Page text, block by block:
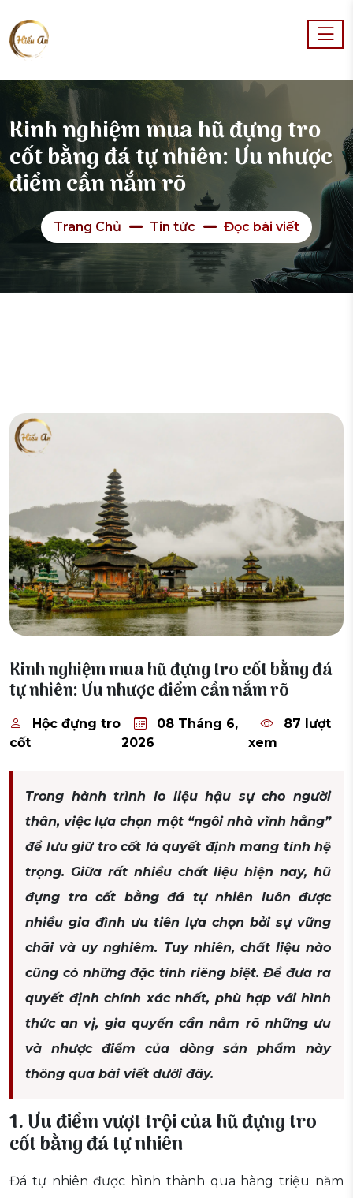
Kinh nghiệm mua hũ đựng tro
cốt bằng đá tự nhiên: Ưu nhược
điểm cần nắm rõ
Trang Chủ Tin tức Đọc bài viết
Kinh nghiệm mua hũ đựng tro cốt bằng đá
tự nhiên: Ưu nhược điểm cần nắm rõ
Hộc đựng tro
cốt
08 Tháng 6,
2026
87 lượt
xem
Trong hành trình lo liệu hậu sự cho người
thân, việc lựa chọn một “ngôi nhà vĩnh hằng”
để lưu giữ tro cốt là quyết định mang tính hệ
trọng. Giữa rất nhiều chất liệu hiện nay, hũ
đựng tro cốt bằng đá tự nhiên luôn được
nhiều gia đình ưu tiên lựa chọn bởi sự vững
chãi và uy nghiêm. Tuy nhiên, chất liệu nào
cũng có những đặc tính riêng biệt. Để đưa ra
quyết định chính xác nhất, phù hợp với hình
thức an vị, gia quyến cần nắm rõ những ưu
và nhược điểm của dòng sản phẩm này
thông qua bài viết dưới đây.
1. Ưu điểm vượt trội của hũ đựng tro
cốt bằng đá tự nhiên
Đá tự nhiên được hình thành qua hàng triệu năm